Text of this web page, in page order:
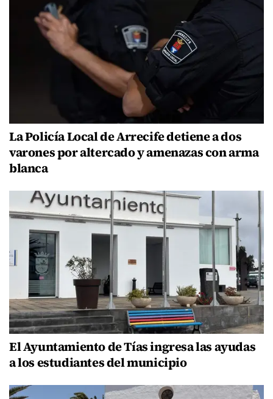
La Policía Local de Arrecife detiene a dos
varones por altercado y amenazas con arma
blanca
El Ayuntamiento de Tías ingresa las ayudas
a los estudiantes del municipio